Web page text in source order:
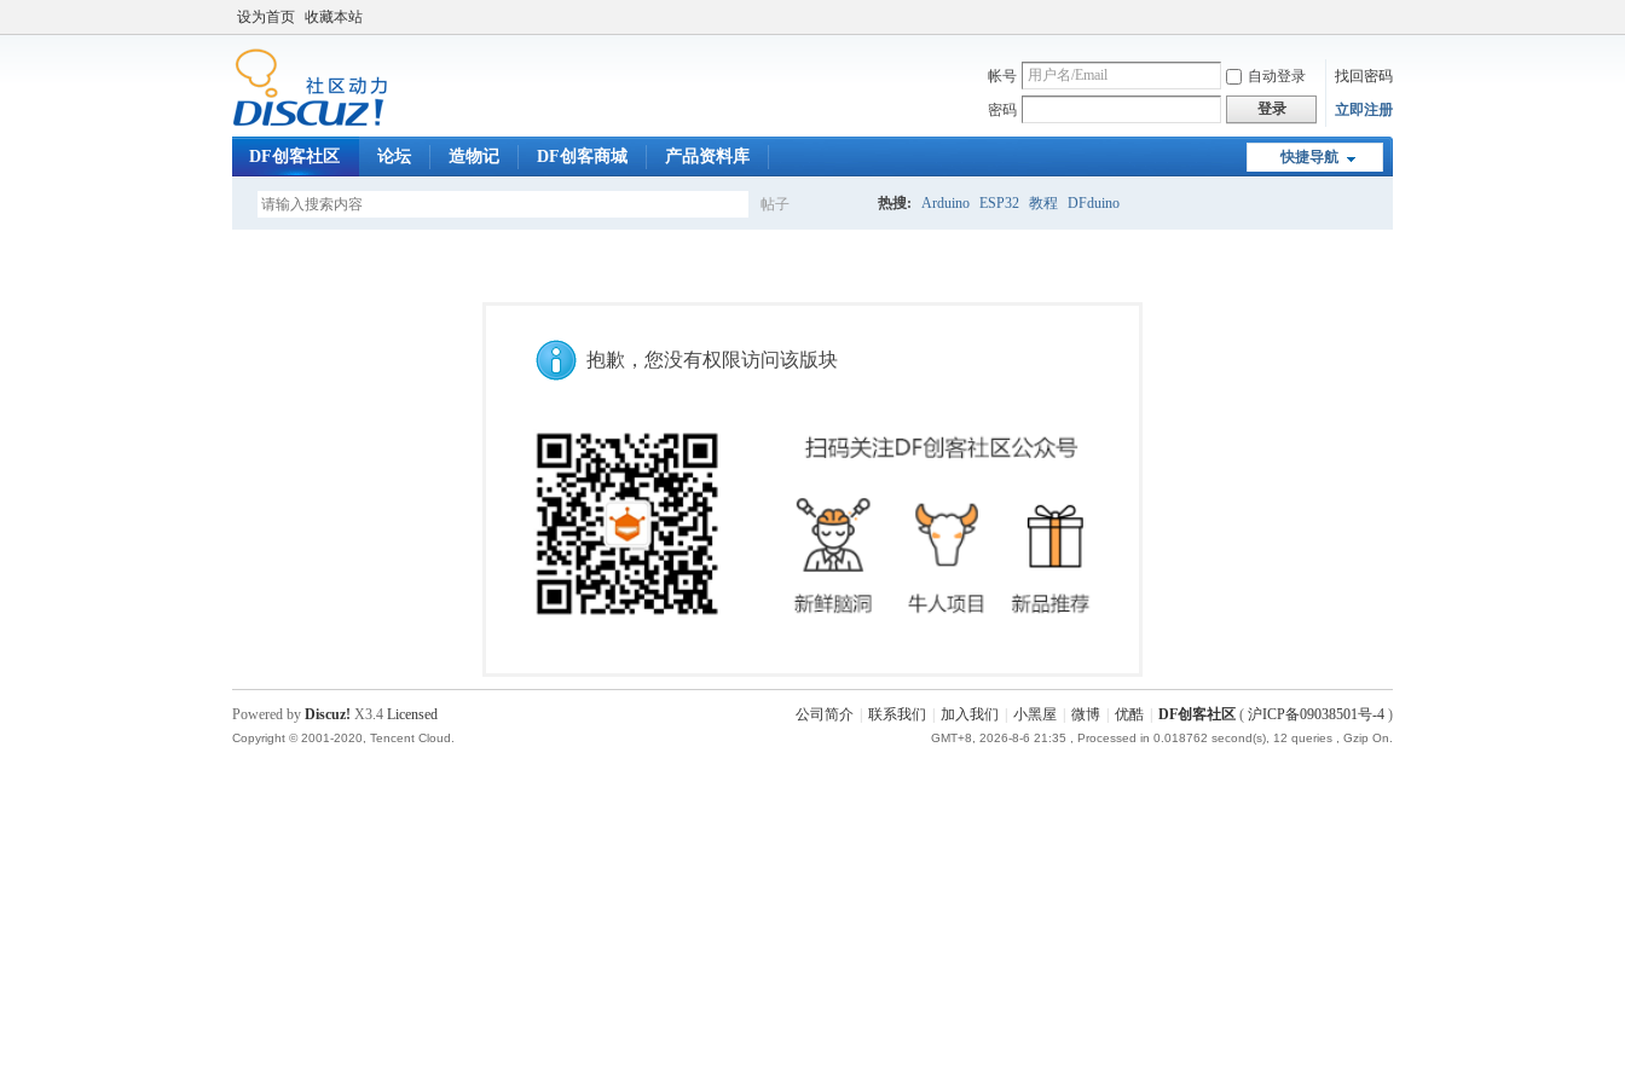
设为首页 收藏本站
帐号 自动登录
找回密码
密码
登录 立即注册
快捷导航
DF创客社区 论坛 造物记 DF创客商城 产品资料库
帖子 热搜: Arduino ESP32 教程 DFduino
抱歉，您没有权限访问该版块
公司简介 联系我们 加入我们 小黑屋 微博 优酷 DF创客社区 ( 沪ICP备09038501号-4 )
GMT+8, 2026-8-6 21:35 , Processed in 0.018762 second(s), 12 queries , Gzip On.
Powered by Discuz! X3.4 Licensed
Copyright © 2001-2020, Tencent Cloud.